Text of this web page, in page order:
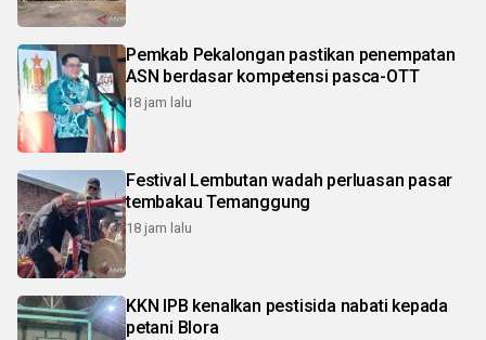
Pemkab Pekalongan pastikan penempatan
ASN berdasar kompetensi pasca-OTT
18 jam lalu
Festival Lembutan wadah perluasan pasar
tembakau Temanggung
18 jam lalu
KKN IPB kenalkan pestisida nabati kepada
petani Blora